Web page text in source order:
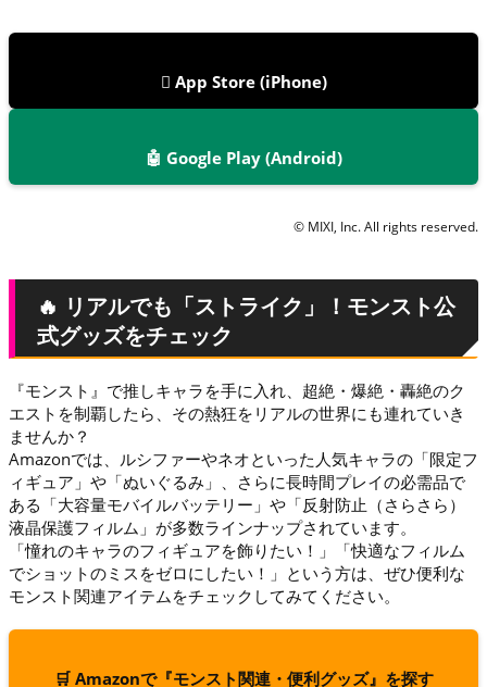
 App Store (iPhone)
🤖 Google Play (Android)
© MIXI, Inc. All rights reserved.
🔥 リアルでも「ストライク」！モンスト公
式グッズをチェック
『モンスト』で推しキャラを手に入れ、超絶・爆絶・轟絶のク
エストを制覇したら、その熱狂をリアルの世界にも連れていき
ませんか？
Amazonでは、ルシファーやネオといった人気キャラの「限定フ
ィギュア」や「ぬいぐるみ」、さらに長時間プレイの必需品で
ある「大容量モバイルバッテリー」や「反射防止（さらさら）
液晶保護フィルム」が多数ラインナップされています。
「憧れのキャラのフィギュアを飾りたい！」「快適なフィルム
でショットのミスをゼロにしたい！」という方は、ぜひ便利な
モンスト関連アイテムをチェックしてみてください。
🛒 Amazonで『モンスト関連・便利グッズ』を探す